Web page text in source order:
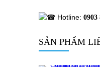
Hotline: 0903
SẢN PHẨM